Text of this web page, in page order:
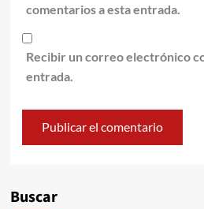
comentarios a esta entrada.
Recibir un correo electrónico
entrada.
Buscar